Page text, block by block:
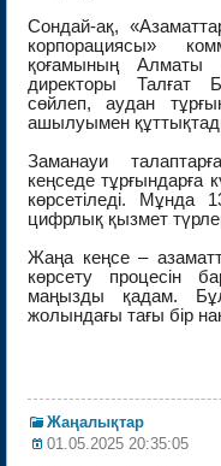
Сондай-ақ,
корпорациясы»
қоғамының
директоры Талғат
сөйлеп, аудан
ашылуымен
Заманауи
кеңседе тұрғындарға
көрсетіледі. Мұнда
цифрлық қызмет
Жаңа кеңсе –
көрсету процесін
маңызды қадам.
жолындағы тағы бір
Жаңалықтар
01.05.2025 20:35:05